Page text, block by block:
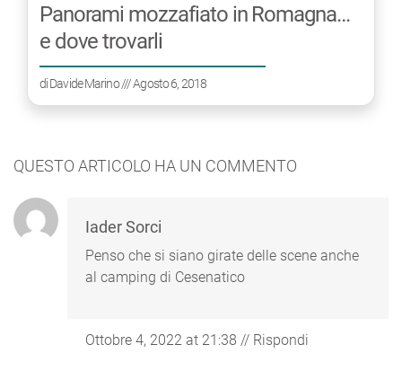
Panorami mozzafiato in Romagna…
e dove trovarli
diDavide Marino/// Agosto 6, 2018
QUESTO ARTICOLO HA UN COMMENTO
Iader Sorci
Penso che si siano girate delle scene anche
al camping di Cesenatico
Ottobre 4, 2022 at 21:38 // Rispondi